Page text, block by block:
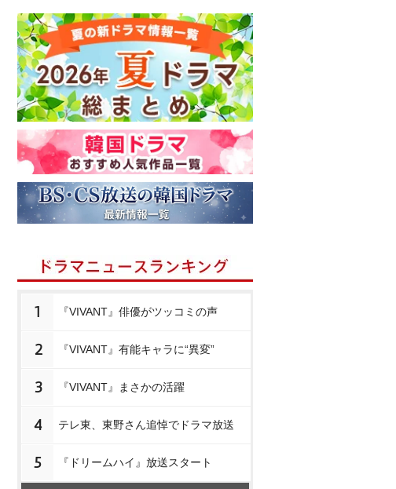
1 『VIVANT』俳優がツッコミの声
2 『VIVANT』有能キャラに“異変”
3 『VIVANT』まさかの活躍
4 テレ東、東野さん追悼でドラマ放送
5 『ドリームハイ』放送スタート